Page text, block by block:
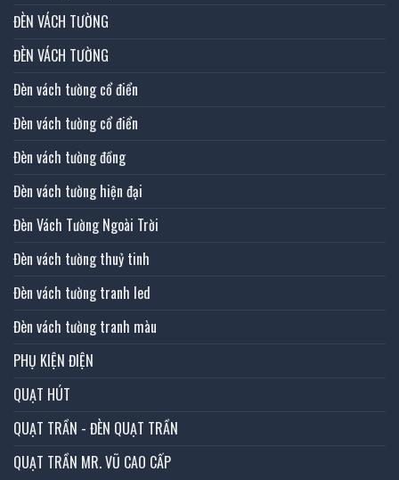
ĐÈN VÁCH TƯỜNG
ĐÈN VÁCH TƯỜNG
Đèn vách tường cổ điển
Đèn vách tường cổ điển
Đèn vách tường đồng
Đèn vách tường hiện đại
Đèn Vách Tường Ngoài Trời
Đèn vách tường thuỷ tinh
Đèn vách tường tranh led
Đèn vách tường tranh màu
PHỤ KIỆN ĐIỆN
QUẠT HÚT
QUẠT TRẦN - ĐÈN QUẠT TRẦN
QUẠT TRẦN MR. VŨ CAO CẤP